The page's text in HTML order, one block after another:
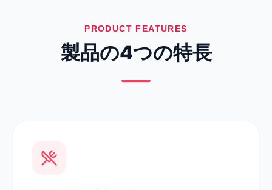
PRODUCT FEATURES
製品の4つの特長